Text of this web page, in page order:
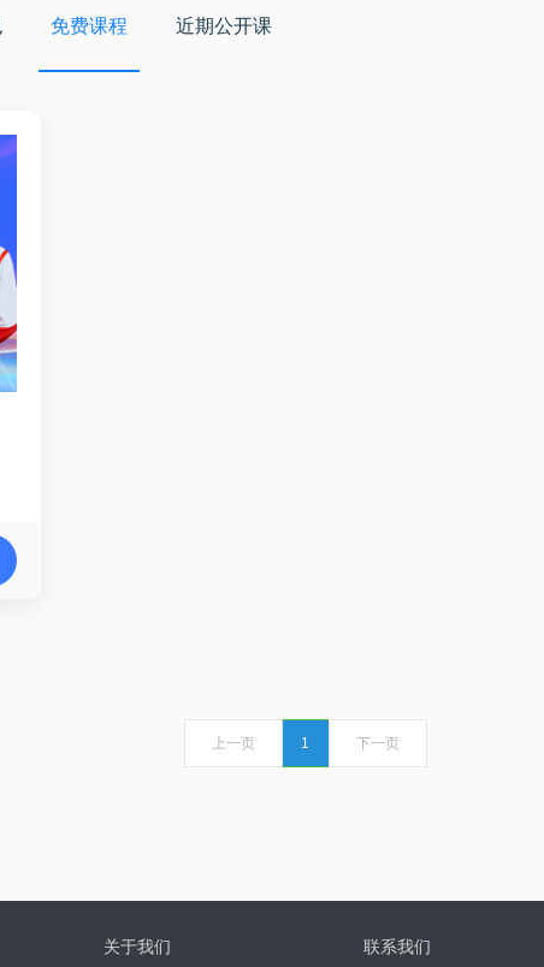
免费课程 近期公开课
上一页 1 下一页
关于我们 联系我们